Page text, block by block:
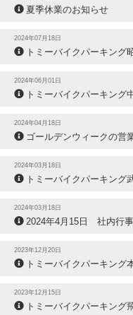
夏季休業のお知らせ
2024年07月18日
トミーバイクパーキング
2024年06月01日
トミーバイクパーキング
2024年04月18日
ゴールデンウィークの営
2024年03月18日
トミーバイクパーキング
2024年03月18日
2024年4月15日 社内行
2023年12月20日
トミーバイクパーキング
2023年12月15日
トミーバイクパーキング